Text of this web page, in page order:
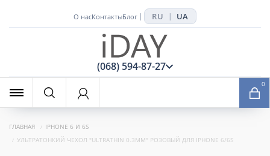
О насКонтактыБлог | RU | UA
(068) 594-87-27
0
ГЛАВНАЯ
IPHONE 6 И 6S
УЛЬТРАТОНКИЙ ЧЕХОЛ "ULTRATHIN 0.3MM" РОЗОВЫЙ ДЛЯ IPHONE 6/6S